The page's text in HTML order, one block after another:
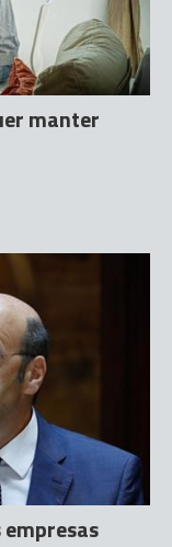
manter